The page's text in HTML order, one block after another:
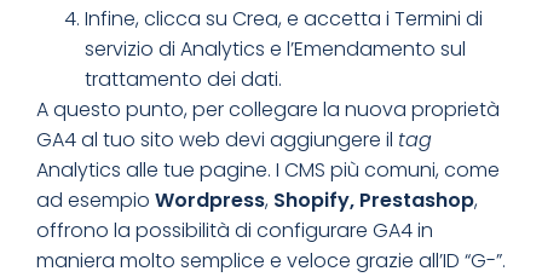
Infine, clicca su Crea, e accetta i Termini di
servizio di Analytics e l’Emendamento sul
trattamento dei dati.
A questo punto, per collegare la nuova proprietà
GA4 al tuo sito web devi aggiungere il tag
Analytics alle tue pagine. I CMS più comuni, come
ad esempio Wordpress, Shopify, Prestashop,
offrono la possibilità di configurare GA4 in
maniera molto semplice e veloce grazie all’ID “G-”.